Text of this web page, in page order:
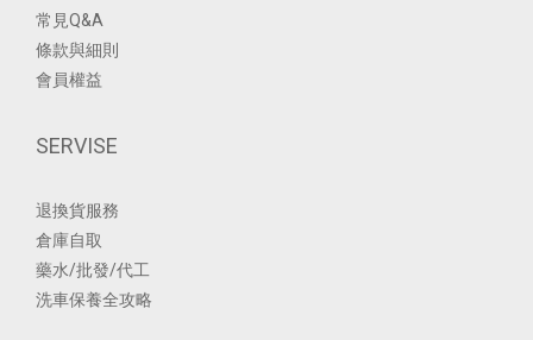
常見Q&A
條款與細則
會員權益
SERVISE
退換貨服務
倉庫自取
藥水/批發/代工
洗車保養全攻略